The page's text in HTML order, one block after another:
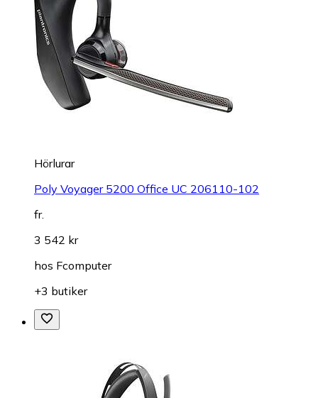
Hörlurar
Poly Voyager 5200 Office UC 206110-102
fr.
3 542 kr
hos Fcomputer
+3 butiker